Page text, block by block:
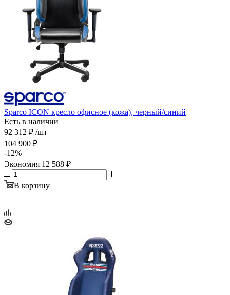
Sparco ICON кресло офисное (кожа), черный/синий
Есть в наличии
92 312 ₽ /шт
104 900 ₽
-12%
Экономия 12 588 ₽
В корзину